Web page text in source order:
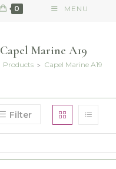
0 MENU
Capel Marine A19
Products > Capel Marine A19
Filter